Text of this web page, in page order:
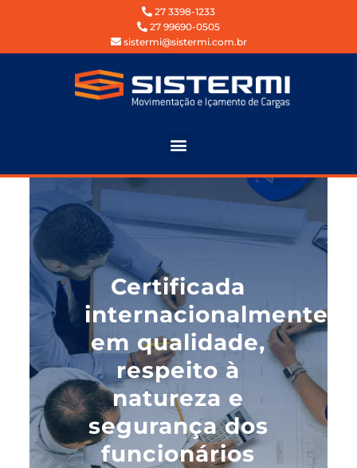
27 3398-1233
27 99690-0505
sistermi@sistermi.com.br
Certificada
internacionalmente
em qualidade,
respeito à
natureza e
segurança dos
funcionários